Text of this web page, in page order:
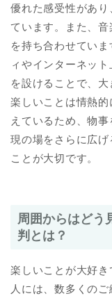
優れた感受性があ
ています。また、
を持ち合わせてい
ィやインターネッ
を設けることで、大
楽しいことは情熱
えているため、物
現の場をさらに広
ことが大切です。
周囲からはどう
判とは？
楽しいことが大好
人には、数多くの